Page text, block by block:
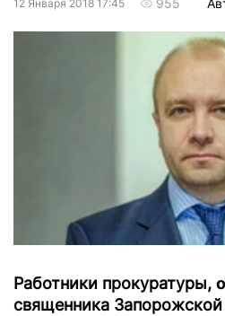
12 Января 2018 17:45 955
Работники прокуратуры,
священника